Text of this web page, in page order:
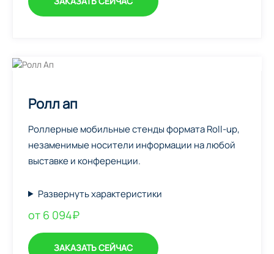
Ролл ап
Роллерные мобильные стенды формата Roll-up,
незаменимые носители информации на любой
выставке и конференции.
Развернуть характеристики
от 6 094₽
ЗАКАЗАТЬ СЕЙЧАС